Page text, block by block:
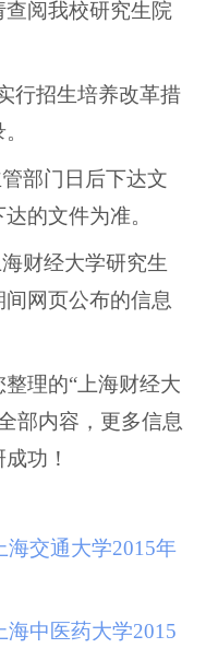
阅我校研究生院
招生培养改革措
部门日后下达文
的文件为准。
财经大学研究生
网页公布的信息
理的“上海财经大
部内容，更多信息
功！
海交通大学2015年
海中医药大学2015